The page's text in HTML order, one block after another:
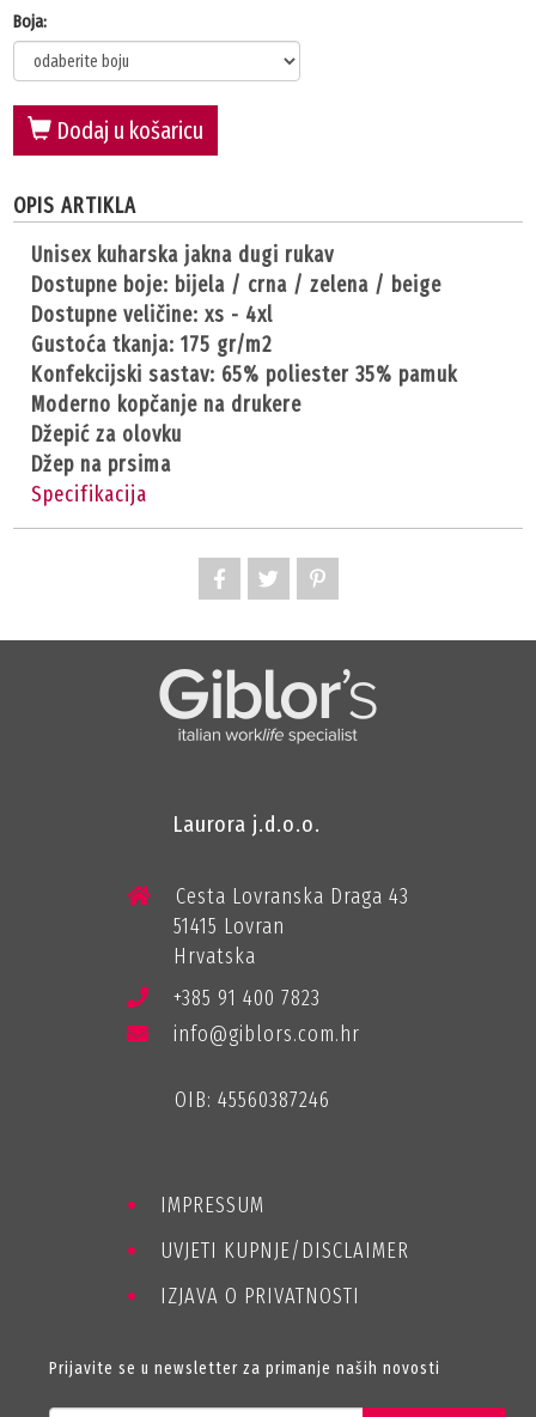
Boja:
Dodaj u košaricu
OPIS ARTIKLA
unisex kuharska jakna dugi rukav
dostupne boje: bijela / crna / zelena / beige
dostupne veličine: xs - 4xl
gustoća tkanja: 175 gr/m2
konfekcijski sastav: 65% poliester 35% pamuk
moderno kopčanje na drukere
džepić za olovku
džep na prsima
Specifikacija
Laurora j.d.o.o.
Cesta Lovranska Draga 43
51415 Lovran
Hrvatska
+385 91 400 7823
info@giblors.com.hr
OIB: 45560387246
IMPRESSUM
UVJETI KUPNJE/DISCLAIMER
IZJAVA O PRIVATNOSTI
Prijavite se u newsletter za primanje naših novosti